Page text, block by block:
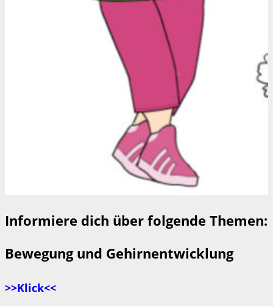
Informiere dich über folgende Themen:
Bewegung und Gehirnentwicklung
>>Klick<<